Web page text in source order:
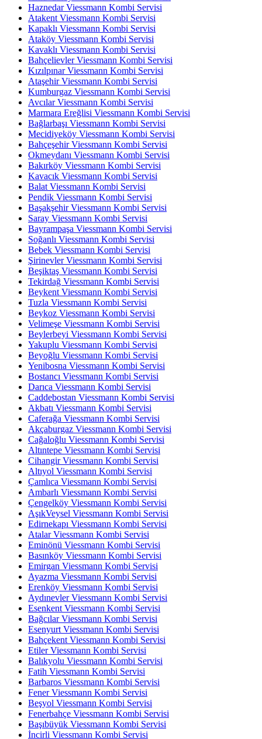
Haznedar Viessmann Kombi Servisi
Atakent Viessmann Kombi Servisi
Kapaklı Viessmann Kombi Servisi
Ataköy Viessmann Kombi Servisi
Kavaklı Viessmann Kombi Servisi
Bahçelievler Viessmann Kombi Servisi
Kızılpınar Viessmann Kombi Servisi
Ataşehir Viessmann Kombi Servisi
Kumburgaz Viessmann Kombi Servisi
Avcılar Viessmann Kombi Servisi
Marmara Ereğlisi Viessmann Kombi Servisi
Bağlarbaşı Viessmann Kombi Servisi
Mecidiyeköy Viessmann Kombi Servisi
Bahçeşehir Viessmann Kombi Servisi
Okmeydanı Viessmann Kombi Servisi
Bakırköy Viessmann Kombi Servisi
Kavacık Viessmann Kombi Servisi
Balat Viessmann Kombi Servisi
Pendik Viessmann Kombi Servisi
Başakşehir Viessmann Kombi Servisi
Saray Viessmann Kombi Servisi
Bayrampaşa Viessmann Kombi Servisi
Soğanlı Viessmann Kombi Servisi
Bebek Viessmann Kombi Servisi
Şirinevler Viessmann Kombi Servisi
Beşiktaş Viessmann Kombi Servisi
Tekirdağ Viessmann Kombi Servisi
Beykent Viessmann Kombi Servisi
Tuzla Viessmann Kombi Servisi
Beykoz Viessmann Kombi Servisi
Velimeşe Viessmann Kombi Servisi
Beylerbeyi Viessmann Kombi Servisi
Yakuplu Viessmann Kombi Servisi
Beyoğlu Viessmann Kombi Servisi
Yenibosna Viessmann Kombi Servisi
Bostancı Viessmann Kombi Servisi
Darıca Viessmann Kombi Servisi
Caddebostan Viessmann Kombi Servisi
Akbatı Viessmann Kombi Servisi
Caferağa Viessmann Kombi Servisi
Akçaburgaz Viessmann Kombi Servisi
Cağaloğlu Viessmann Kombi Servisi
Altıntepe Viessmann Kombi Servisi
Cihangir Viessmann Kombi Servisi
Altıyol Viessmann Kombi Servisi
Çamlıca Viessmann Kombi Servisi
Ambarlı Viessmann Kombi Servisi
Çengelköy Viessmann Kombi Servisi
AşıkVeysel Viessmann Kombi Servisi
Edirnekapı Viessmann Kombi Servisi
Atalar Viessmann Kombi Servisi
Eminönü Viessmann Kombi Servisi
Basınköy Viessmann Kombi Servisi
Emirgan Viessmann Kombi Servisi
Ayazma Viessmann Kombi Servisi
Erenköy Viessmann Kombi Servisi
Aydınevler Viessmann Kombi Servisi
Esenkent Viessmann Kombi Servisi
Bağcılar Viessmann Kombi Servisi
Esenyurt Viessmann Kombi Servisi
Bahçekent Viessmann Kombi Servisi
Etiler Viessmann Kombi Servisi
Balıkyolu Viessmann Kombi Servisi
Fatih Viessmann Kombi Servisi
Barbaros Viessmann Kombi Servisi
Fener Viessmann Kombi Servisi
Beşyol Viessmann Kombi Servisi
Fenerbahçe Viessmann Kombi Servisi
Başıbüyük Viessmann Kombi Servisi
İncirli Viessmann Kombi Servisi